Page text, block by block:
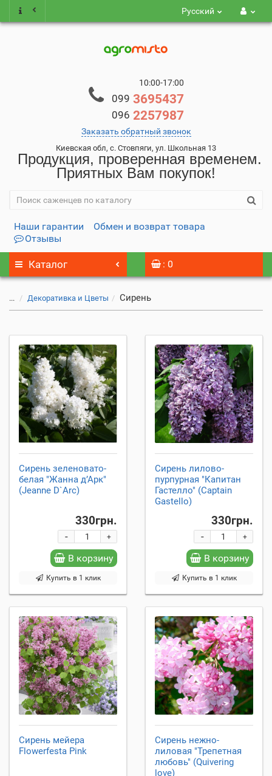
Русский
10:00-17:00
099 3695437
096 2257987
Заказать обратный звонок
Киевская обл, с. Стовпяги, ул. Школьная 13
Продукция, проверенная временем.
Приятных Вам покупок!
Наши гарантии
Обмен и возврат товара
Отзывы
Каталог : 0
... Декоративка и Цветы Сирень
Сирень зеленовато-
белая "Жанна д’Арк"
(Jeanne D`Arc)
330грн.
+
-
В корзину
Купить в 1 клик
Сирень лилово-
пурпурная "Капитан
Гастелло" (Captain
Gastello)
330грн.
+
-
В корзину
Купить в 1 клик
Сирень мейера
Flowerfesta Рink
Сирень нежно-
лиловая "Трепетная
любовь" (Quivering
love)